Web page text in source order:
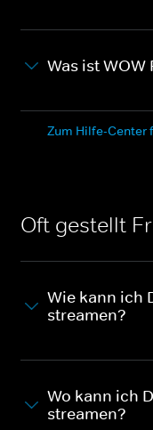
Was ist WOW
Zum Hilfe-Center
Oft gestellt
Wie kann ich
streamen?
Wo kann ich
streamen?